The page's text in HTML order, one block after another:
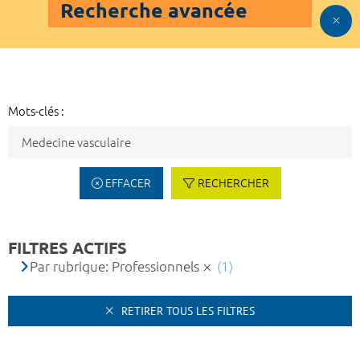
Recherche avancée
Mots-clés :
EFFACER RECHERCHER
FILTRES ACTIFS
Par rubrique: Professionnels (1)
RETIRER TOUS LES FILTRES